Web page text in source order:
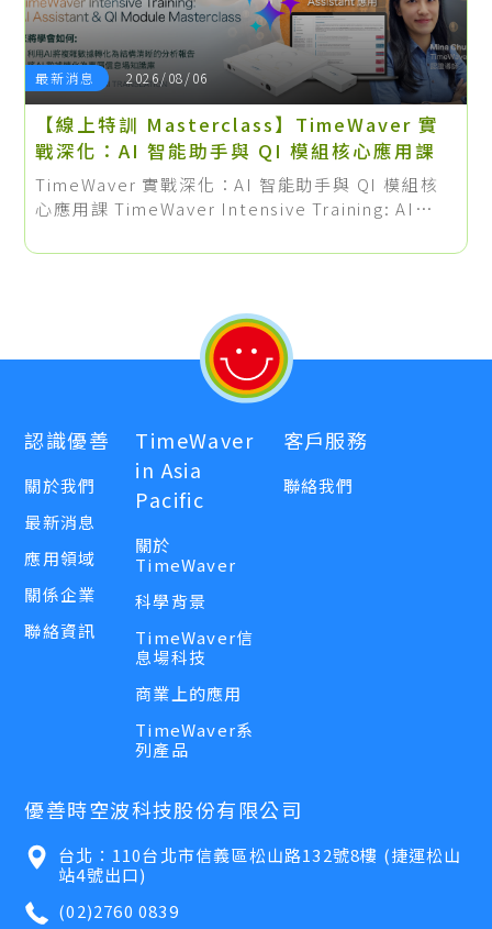
最新消息 2026/08/06
【線上特訓 Masterclass】TimeWaver 實
戰深化：AI 智能助手與 QI 模組核心應用課
TimeWaver 實戰深化：AI 智能助手與 QI 模組核
心應用課 TimeWaver Intensive Training: AI
前都要花好幾個小時備課？這場 90 分鐘的純實戰線
備序號即可享全程免費。
認識優善
關於我們
最新消息
應用領域
關係企業
聯絡資訊
TimeWaver
in Asia
Pacific
關於
TimeWaver
科學背景
TimeWaver信
息場科技
商業上的應用
TimeWaver系
列產品
客戶服務
聯絡我們
優善時空波科技股份有限公司
台北：110台北市信義區松山路132號8樓 (捷運松山
站4號出口)
(02)2760 0839